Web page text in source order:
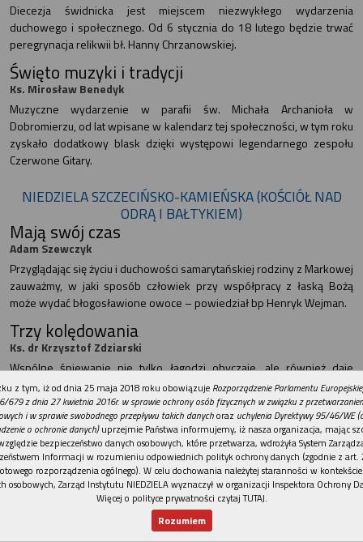
Diecezja świdnicka jest miejscem niezwykłego wydarzenia
duchowego i społecznego. Od 6 stycznia do 18 lutego będzie trwać
peregrynacja relikwii bł. Hanny Chrzanowskiej.
Święto muzyki i tradycji
Ks. Mirosław Benedyk
Muzyczne wydarzenie w parafii św. Michała Archanioła w
Dobromierzu, od lat wpisane w kalendarz tej społeczności, w tym roku
zyskało dodatkowy blask dzięki występowi legendarnego zespołu
Czerwone Gitary.
NIEDZIELA SZCZECIŃSKO-KAMIEŃSKA (KOŚCIÓŁ NAD
ODRĄ I BAŁTYKIEM)
Mają swój czas
Adam Szewczyk
Przyglądając się życiu i duchowości samarytańskiej rodziny z Markowej
zauważmy, w jaki sposób człowiek przy współpracy z łaską Bożą
może wydać błogosławione owoce – powiedział bp Henryk Wejman.
Trzy kolędowania
Ks. dr Krzysztof Zdziarski
Wspólne śpiewanie nie tylko łagodzi obyczaje, ale również daje
poczucie wspólnoty i bliskości.
Wojenna codzienność
Przemysław Fenrych Historyk, ekspert i trener Centrum
Szkoleniowego Fundacji Rozwoju Demokracji Lokalnej w
Szczecinie
Wojna w Ukrainie to nie tylko front, zniszczenia, polegli, to także
wojenna codzienność z dala od toczących się walk.
NIEDZIELA TORUŃSKA
REKLAMA
z tym, iż od dnia 25 maja 2018 roku obowiązuje Rozporządzenie Parlamentu
679 z dnia 27 kwietnia 2016r. w sprawie ochrony osób fizycznych w związku z
i w sprawie swobodnego przepływu takich danychoraz uchylenia Dyrektywy 95/46/WE
o ochronie danych)uprzejmie Państwa informujemy, iż nasza organizacja, mając
bezpieczeństwo danych osobowych, które przetwarza, wdrożyła System
Informacji w rozumieniu odpowiednich polityk ochrony danych (zgodnie z art.
rozporządzenia ogólnego). W celu dochowania należytej staranności w
osobowych, Zarząd Instytutu NIEDZIELA wyznaczył w organizacji Inspektora Ochrony
Więcej o polityce prywatności czytaj TUTAJ.
Rozumiem